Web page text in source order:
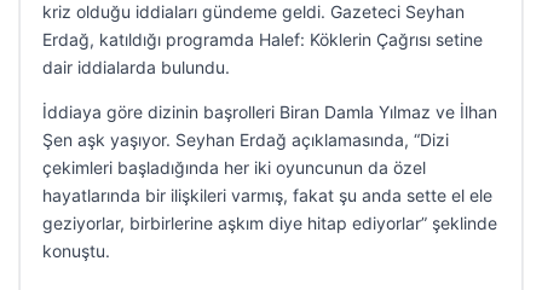
kriz olduğu iddiaları gündeme geldi. Gazeteci Seyhan
Erdağ, katıldığı programda Halef: Köklerin Çağrısı setine
dair iddialarda bulundu.
İddiaya göre dizinin başrolleri Biran Damla Yılmaz ve İlhan
Şen aşk yaşıyor. Seyhan Erdağ açıklamasında, “Dizi
çekimleri başladığında her iki oyuncunun da özel
hayatlarında bir ilişkileri varmış, fakat şu anda sette el ele
geziyorlar, birbirlerine aşkım diye hitap ediyorlar” şeklinde
konuştu.